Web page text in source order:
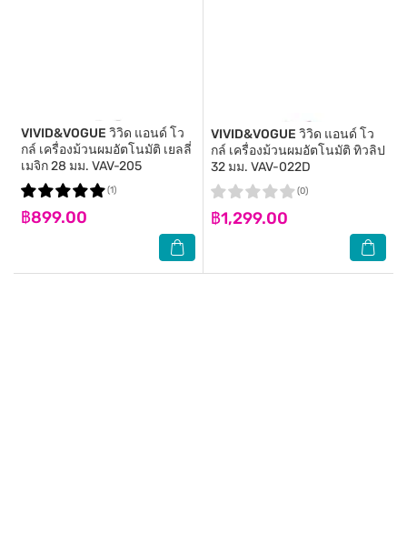
VIVID&VOGUE วิวิด แอนด์ โว
กล์ เครื่องม้วนผมอัตโนมัติ เยลลี่
เมจิก 28 มม. VAV-205
฿899.00
(1)
VIVID&VOGUE วิวิด แอนด์ โว
กล์ เครื่องม้วนผมอัตโนมัติ ทิวลิป
32 มม. VAV-022D
฿1,299.00
(0)